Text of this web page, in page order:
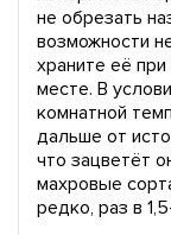
не обрезать
возможности
храните её
месте. В
комнатной
дальше от
что зацветёт
махровые
редко, раз в